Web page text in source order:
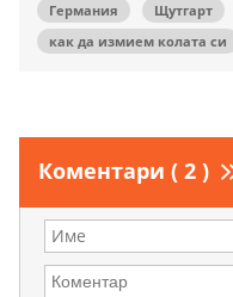
Германия
Щутгарт
как да измием колата си
Коментари ( 2 )